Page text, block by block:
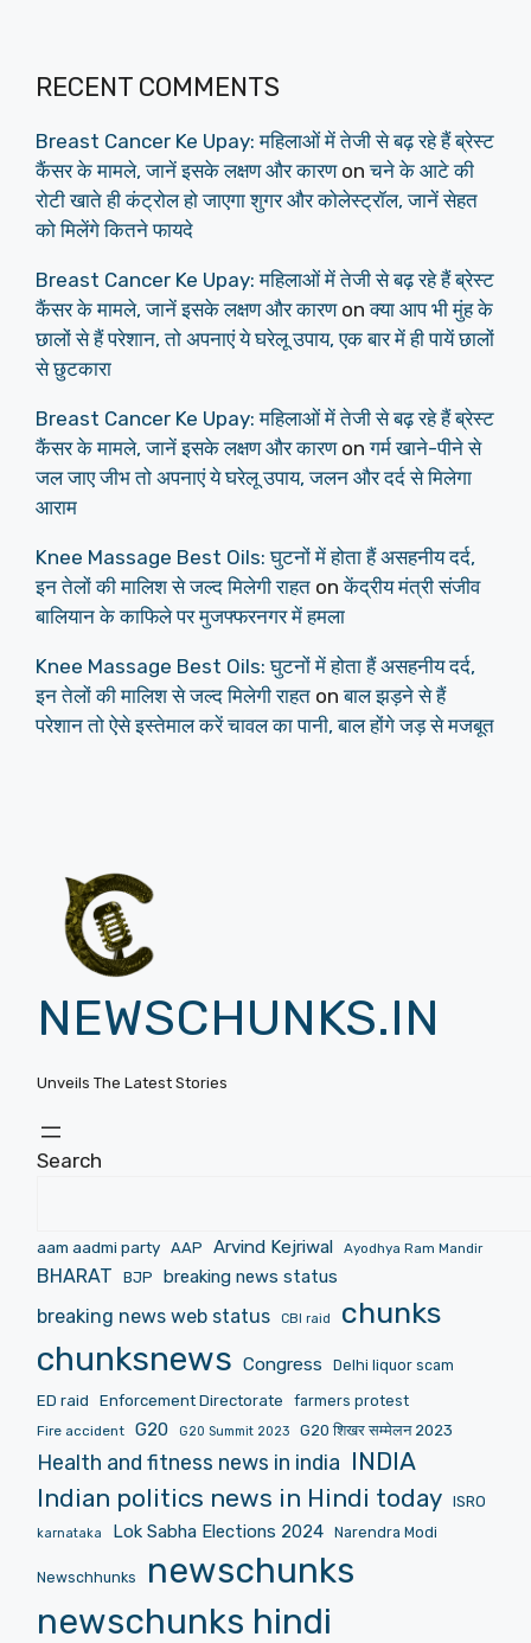
RECENT COMMENTS
Breast Cancer Ke Upay: महिलाओं में तेजी से बढ़ रहे हैं ब्रेस्ट
कैंसर के मामले, जानें इसके लक्षण और कारणonचने के आटे की
रोटी खाते ही कंट्रोल हो जाएगा शुगर और कोलेस्ट्रॉल, जानें सेहत
को मिलेंगे कितने फायदे
Breast Cancer Ke Upay: महिलाओं में तेजी से बढ़ रहे हैं ब्रेस्ट
कैंसर के मामले, जानें इसके लक्षण और कारणonक्या आप भी मुंह के
छालों से हैं परेशान, तो अपनाएं ये घरेलू उपाय, एक बार में ही पायें छालों
से छुटकारा
Breast Cancer Ke Upay: महिलाओं में तेजी से बढ़ रहे हैं ब्रेस्ट
कैंसर के मामले, जानें इसके लक्षण और कारणonगर्म खाने-पीने से
जल जाए जीभ तो अपनाएं ये घरेलू उपाय, जलन और दर्द से मिलेगा
आराम
Knee Massage Best Oils: घुटनों में होता हैं असहनीय दर्द,
इन तेलों की मालिश से जल्द मिलेगी राहत onकेंद्रीय मंत्री संजीव
बालियान के काफिले पर मुजफ्फरनगर में हमला
Knee Massage Best Oils: घुटनों में होता हैं असहनीय दर्द,
इन तेलों की मालिश से जल्द मिलेगी राहत onबाल झड़ने से हैं
परेशान तो ऐसे इस्तेमाल करें चावल का पानी, बाल होंगे जड़ से मजबूत
NEWSCHUNKS.IN
Unveils The Latest Stories
Search
aam aadmi party AAP Arvind Kejriwal Ayodhya Ram Mandir
BHARAT BJP breaking news status
breaking news web status CBI raid chunks
chunksnews Congress
Delhi liquor scam
ED raid
Enforcement Directorate farmers protest
Fire accident G20 G20 Summit 2023 G20 शिखर सम्मेलन 2023
Health and fitness news in india INDIA
Indian politics news in Hindi today
ISRO
karnataka Lok Sabha Elections 2024 Narendra Modi
Newschhunks
newschunks
newschunks hindi